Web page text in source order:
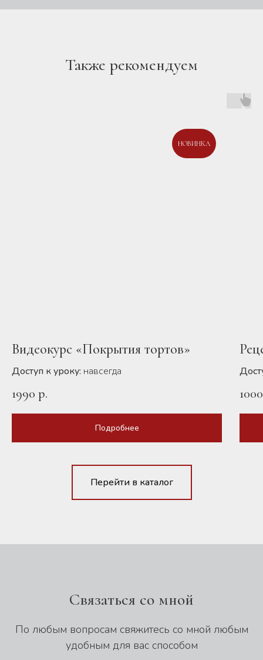
Также рекомендуем
НОВИНКА
Видеокурс «Покрытия тортов»
Доступ к уроку: навсегда
1990 р.
Подробнее
1000
Перейти в каталог
Связаться со мной
По любым вопросам свяжитесь со мной любым
удобным для вас способом